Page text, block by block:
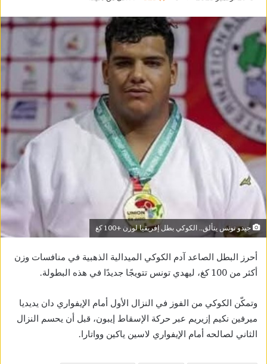
جيدو تونس يتألق.. الكوكي بطل إفريقيا لوزن +100 كغ
أحرز البطل الصاعد آدم الكوكي الميدالية الذهبية في منافسات وزن
أكثر من 100 كغ، ليهدي تونس تتويجًا جديدًا في هذه البطولة.
وتمكّن الكوكي من الفوز في النزال الأول أمام الإيفواري دان يديديا
ميرفين نكيم إزيريم عبر حركة الإسقاط إيبون، قبل أن يحسم النزال
الثاني لصالحه أمام الإيفواري لاسين ياكين وواتارا.